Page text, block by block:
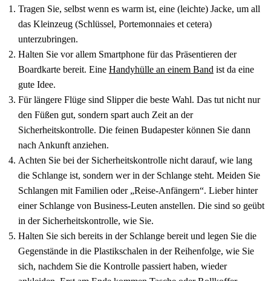
Tragen Sie, selbst wenn es warm ist, eine (leichte) Jacke, um all
das Kleinzeug (Schlüssel, Portemonnaies et cetera)
unterzubringen.
Halten Sie vor allem Smartphone für das Präsentieren der
Boardkarte bereit. Eine Handyhülle an einem Band ist da eine
gute Idee.
Für längere Flüge sind Slipper die beste Wahl. Das tut nicht nur
den Füßen gut, sondern spart auch Zeit an der
Sicherheitskontrolle. Die feinen Budapester können Sie dann
nach Ankunft anziehen.
Achten Sie bei der Sicherheitskontrolle nicht darauf, wie lang
die Schlange ist, sondern wer in der Schlange steht. Meiden Sie
Schlangen mit Familien oder „Reise-Anfängern“. Lieber hinter
einer Schlange von Business-Leuten anstellen. Die sind so geübt
in der Sicherheitskontrolle, wie Sie.
Halten Sie sich bereits in der Schlange bereit und legen Sie die
Gegenstände in die Plastikschalen in der Reihenfolge, wie Sie
sich, nachdem Sie die Kontrolle passiert haben, wieder